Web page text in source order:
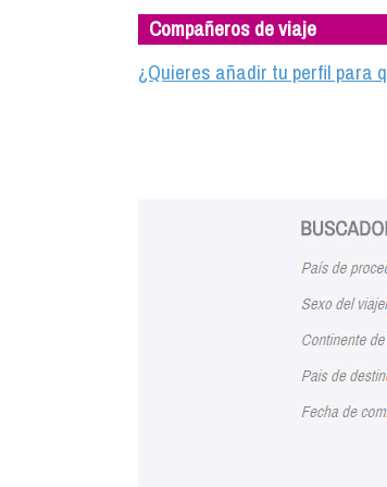
Compañeros de viaje
¿Quieres añadir tu perfil para